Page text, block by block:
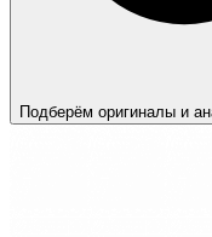
Подберём оригиналы и